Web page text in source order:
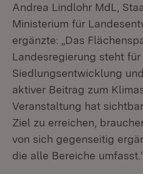
Andrea Lindlohr MdL,
Ministerium für
ergänzte: „Das
Landesregierung steht
Siedlungsentwicklung
aktiver Beitrag zum
Veranstaltung hat
Ziel zu erreichen,
von sich gegenseitig
die alle Bereiche